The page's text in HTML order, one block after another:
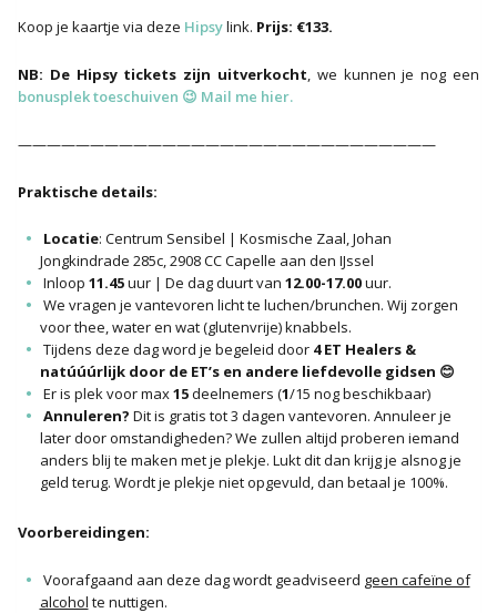
Koop je kaartje via deze Hipsylink. Prijs: €133.
NB: De Hipsy tickets zijn uitverkocht, we kunnen je nog een
bonusplek toeschuiven 😉 Mail me hier.
—————————————————————————————
Praktische details:
Locatie: Centrum Sensibel | Kosmische Zaal, Johan
Jongkindrade 285c, 2908 CC Capelle aan den IJssel
Inloop 11.45uur | De dag duurt van 12.00-17.00uur.
We vragen je vantevoren licht te luchen/brunchen. Wij zorgen
voor thee, water en wat (glutenvrije) knabbels.
Tijdens deze dag word je begeleid door 4 ET Healers &
natúúúrlijk door de ET’s en andere liefdevolle gidsen 😊
Er is plek voor max15deelnemers (1/15 nog beschikbaar)
Annuleren? Dit is gratis tot 3 dagen vantevoren. Annuleer je
later door omstandigheden? We zullen altijd proberen iemand
anders blij te maken met je plekje. Lukt dit dan krijg je alsnog je
geld terug. Wordt je plekje niet opgevuld, dan betaal je 100%.
Voorbereidingen:
Voorafgaand aan deze dag wordt geadviseerd geen cafeïne of
alcohol te nuttigen.